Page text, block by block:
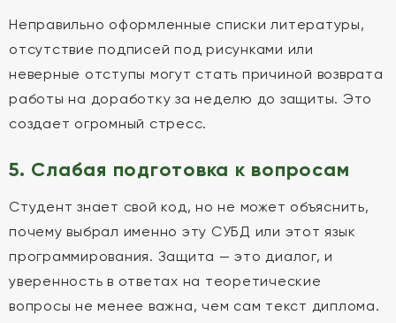
Неправильно оформленные списки литературы,
отсутствие подписей под рисунками или
неверные отступы могут стать причиной возврата
работы на доработку за неделю до защиты. Это
создает огромный стресс.
5. Слабая подготовка к вопросам
Студент знает свой код, но не может объяснить,
почему выбрал именно эту СУБД или этот язык
программирования. Защита — это диалог, и
уверенность в ответах на теоретические
вопросы не менее важна, чем сам текст диплома.